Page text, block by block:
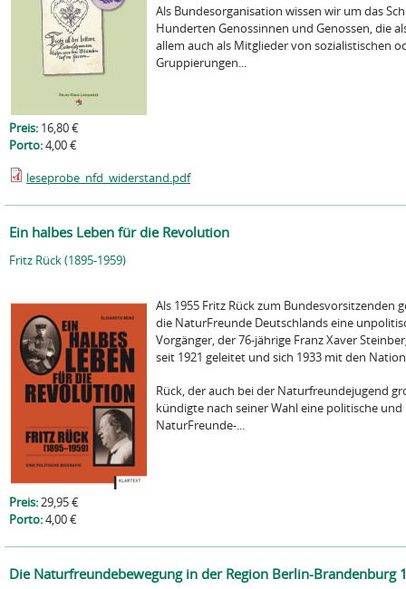
Als Bundesorganisation wissen wir um das
Hunderten Genossinnen und Genossen, die
allem auch als Mitglieder von sozialistischen
Gruppierungen...
Preis: 16,80 €
Porto:4,00 €
leseprobe_nfd_widerstand.pdf
Ein halbes Leben für die Revolution
Fritz Rück (1895-1959)
Als 1955 Fritz Rück zum Bundesvorsitzenden
die NaturFreunde Deutschlands eine
Vorgänger, der 76-jährige Franz Xaver
seit 1921 geleitet und sich 1933 mit den
Rück, der auch bei der Naturfreundejugend
kündigte nach seiner Wahl eine politische
NaturFreunde-...
Preis:29,95 €
Porto:4,00 €
Die Naturfreundebewegung in der Region Berlin-Brandenburg